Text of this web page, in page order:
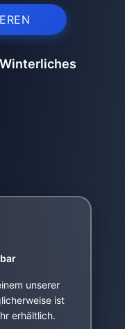
unserer
ist
erhältlich.